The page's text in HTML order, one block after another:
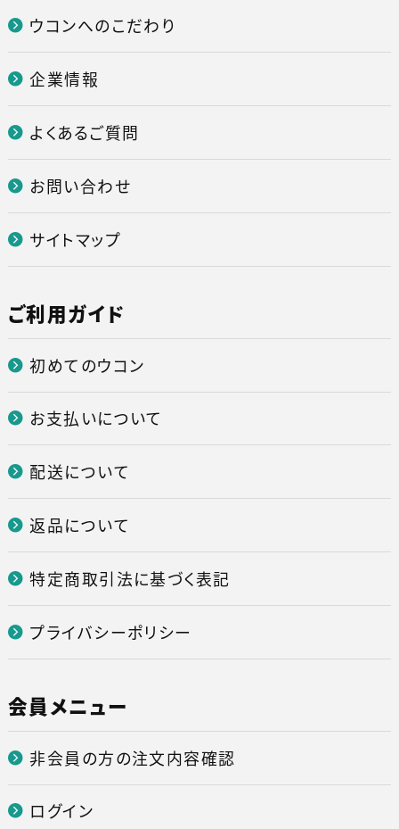
ウコンへのこだわり
企業情報
よくあるご質問
お問い合わせ
サイトマップ
ご利用ガイド
初めてのウコン
お支払いについて
配送について
返品について
特定商取引法に基づく表記
プライバシーポリシー
会員メニュー
非会員の方の注文内容確認
ログイン